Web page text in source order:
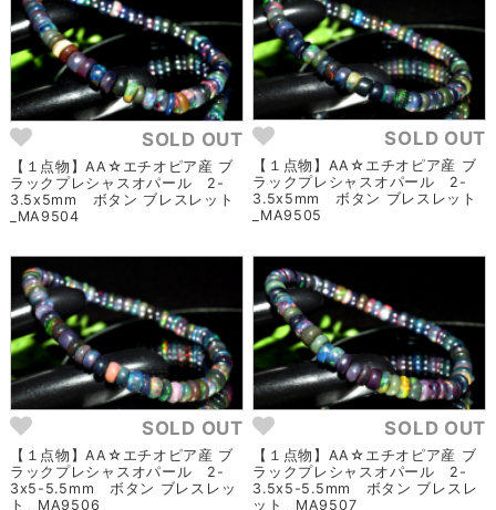
SOLD OUT
【１点物】AA☆エチオピア産 ブ
ラックプレシャスオパール 2-
3.5x5mm ボタン ブレスレット
_MA9504
SOLD OUT
【１点物】AA☆エチオピア産 ブ
ラックプレシャスオパール 2-
3.5x5mm ボタン ブレスレット
_MA9505
SOLD OUT
【１点物】AA☆エチオピア産 ブ
ラックプレシャスオパール 2-
3x5-5.5mm ボタン ブレスレッ
ト _MA9506
SOLD OUT
【１点物】AA☆エチオピア産 ブ
ラックプレシャスオパール 2-
3.5x5-5.5mm ボタン ブレスレ
ット _MA9507